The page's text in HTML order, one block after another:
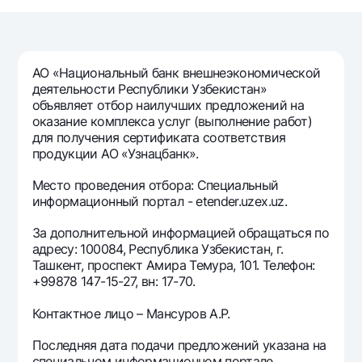
Золотые слитки от НБУ
Серебряный депозит
Visa FIFA
Mastercard
Зарплатные
Garmin pay
Тарифы
Акции
Мобильное приложение Milliy
Ищите по сайту
Найти
Полезные ссылки
Пресс-центр
АО «Национальный банк внешнеэкономической
деятельности Республики Узбекистан»
объявляет отбор наилучших предложений на
оказание комплекса услуг (выполнение работ)
для получения сертификата соответствия
продукции АО «Узнацбанк».
Место проведения отбора: Специальный
информационный портал - etender.uzex.uz.
За дополнительной информацией обращаться по
адресу: 100084, Республика Узбекистан, г.
Ташкент, проспект Амира Темура, 101. Телефон:
+99878 147-15-27, вн: 17-70.
Контактное лицо – Мансуров А.Р.
Последняя дата подачи предложений указана на